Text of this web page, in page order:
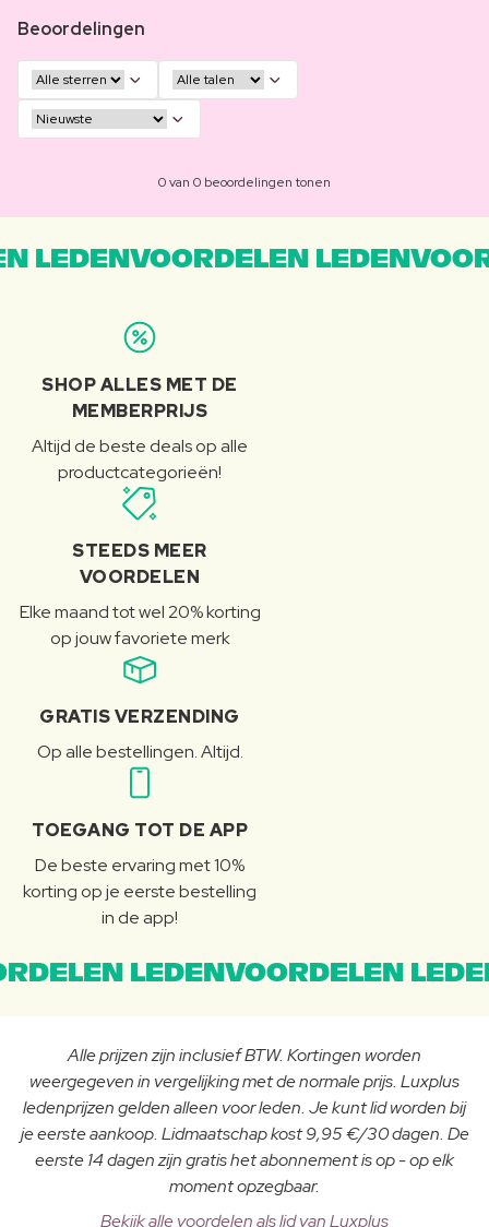
Beoordelingen
0 van 0 beoordelingen tonen
LEDENVOORDELEN
SHOP ALLES MET DE
MEMBERPRIJS
Altijd de beste deals op alle
productcategorieën!
STEEDS MEER
VOORDELEN
Elke maand tot wel 20% korting
op jouw favoriete merk
GRATIS VERZENDING
Op alle bestellingen. Altijd.
TOEGANG TOT DE APP
De beste ervaring met 10%
korting op je eerste bestelling
in de app!
LEDENVOORDELEN
Alle prijzen zijn inclusief BTW. Kortingen worden
weergegeven in vergelijking met de normale prijs. Luxplus
ledenprijzen gelden alleen voor leden. Je kunt lid worden bij
je eerste aankoop. Lidmaatschap kost 9,95 €/30 dagen. De
eerste 14 dagen zijn gratis het abonnement is op - op elk
moment opzegbaar.
Bekijk alle voordelen als lid van Luxplus